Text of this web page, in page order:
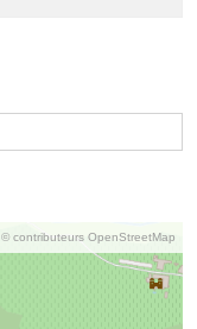
© contributeurs OpenStreetMap